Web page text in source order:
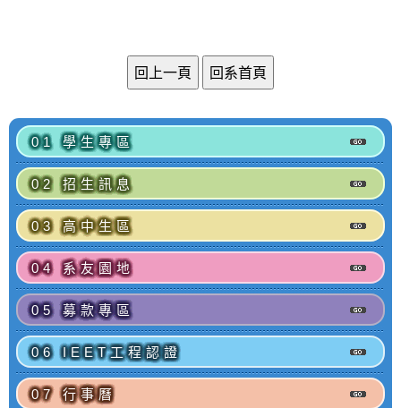
01 學生專區
02 招生訊息
03 高中生區
04 系友園地
05 募款專區
06 IEET工程認證
07 行事曆